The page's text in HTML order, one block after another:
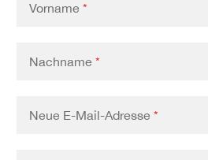
Vorname *
Nachname *
Neue E-Mail-Adresse *